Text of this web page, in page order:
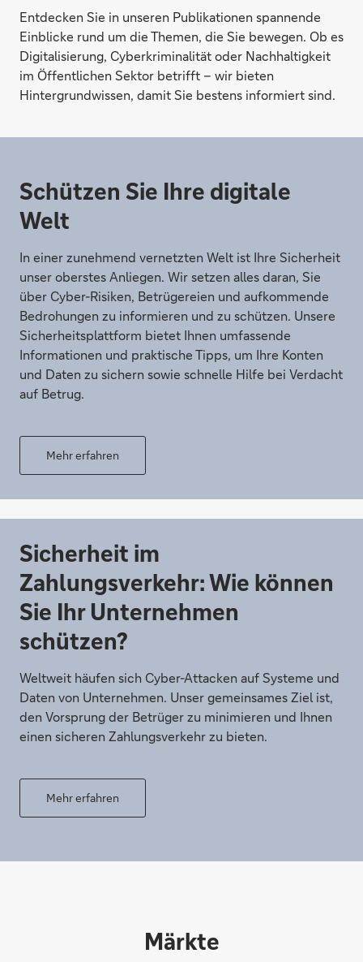
Entdecken Sie in unseren Publikationen spannende
Einblicke rund um die Themen, die Sie bewegen. Ob es
Digitalisierung, Cyberkriminalität oder Nachhaltigkeit
im Öffentlichen Sektor betrifft – wir bieten
Hintergrundwissen, damit Sie bestens informiert sind.
Schützen Sie Ihre digitale
Welt
In einer zunehmend vernetzten Welt ist Ihre Sicherheit
unser oberstes Anliegen. Wir setzen alles daran, Sie
über Cyber-Risiken, Betrügereien und aufkommende
Bedrohungen zu informieren und zu schützen. Unsere
Sicherheitsplattform bietet Ihnen umfassende
Informationen und praktische Tipps, um Ihre Konten
und Daten zu sichern sowie schnelle Hilfe bei Verdacht
auf Betrug.
Mehr erfahren
Sicherheit im
Zahlungsverkehr: Wie können
Sie Ihr Unternehmen
schützen?
Weltweit häufen sich Cyber-Attacken auf Systeme und
Daten von Unternehmen. Unser gemeinsames Ziel ist,
den Vorsprung der Betrüger zu minimieren und Ihnen
einen sicheren Zahlungsverkehr zu bieten.
Mehr erfahren
Märkte